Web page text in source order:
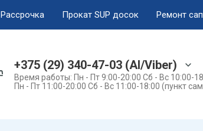
Рассрочка Прокат SUP досок Ремонт
+375 (29) 340-47-03 (АI/Viber)
Время работы: Пн - Пт 9:00-20:00 Сб - Вс 10:00-
Пн - Пт 11:00-20:00 Сб - Вс 11:00-18:00 (пункт